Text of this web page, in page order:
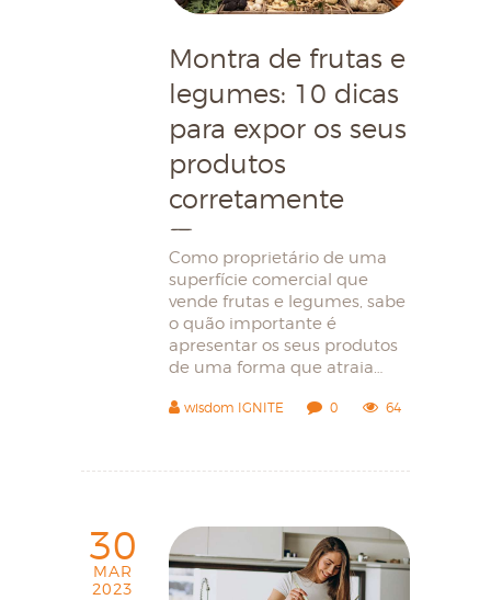
Montra de frutas e
legumes: 10 dicas
para expor os seus
produtos
corretamente
Como proprietário de uma
superfície comercial que
vende frutas e legumes, sabe
o quão importante é
apresentar os seus produtos
de uma forma que atraia…
wisdom IGNITE 0 64
30
MAR
2023